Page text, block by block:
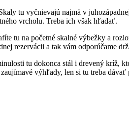
tu vyčnievajú najmä v
vrcholu. Treba ich však hľadať.
tu na početné skalné výbežky a
rezervácii a tak vám odporúčame
tu dokonca stál i drevený kríž,
výhľady, len si tu treba dávať